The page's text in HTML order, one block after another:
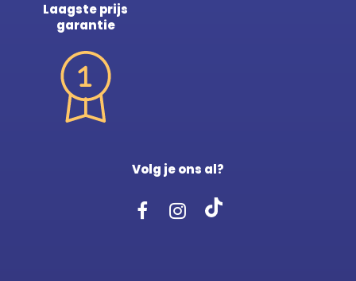
Laagste prijs
garantie
Volg je ons al?